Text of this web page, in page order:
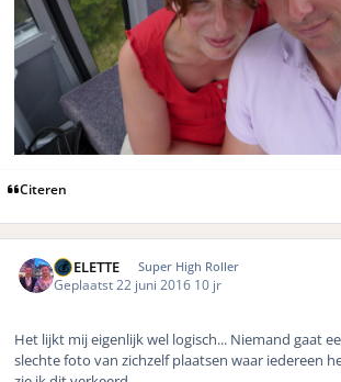
Citeren
ROELETTE Super High Roller
Geplaatst 22 juni 2016 10 jr
Het lijkt mij eigenlijk wel logisch... Niemand gaat
slechte foto van zichzelf plaatsen waar iedereen